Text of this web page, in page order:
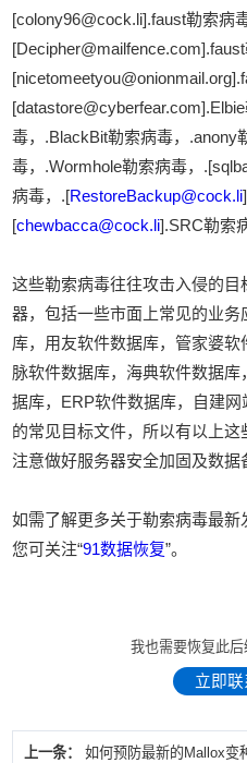
[colony96@cock.li].faust勒索病
毒，.BlackBit勒索病毒，.anony
毒，.Wormhole勒索病毒，
病毒，.[RestoreBackup@cock.li
[chewbacca@cock.li].SRC勒索
这些勒索病毒往往攻击入侵的
器，包括一些市面上常见的业
库，用友软件数据库，管家婆
脉软件数据库，海典软件数据
据库，ERP软件数据库，自建
的常见目标文件，所以有以上
注意做好服务器安全加固及数据
如需了解更多关于勒索病毒最新
您可关注“91数据恢复”。
我也需要恢复此后
立即联
上一条： 如何预防最新的Mallox变